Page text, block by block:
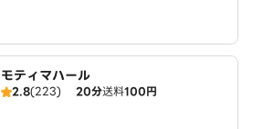
モティマハール
2.8(223) 20分送料100円